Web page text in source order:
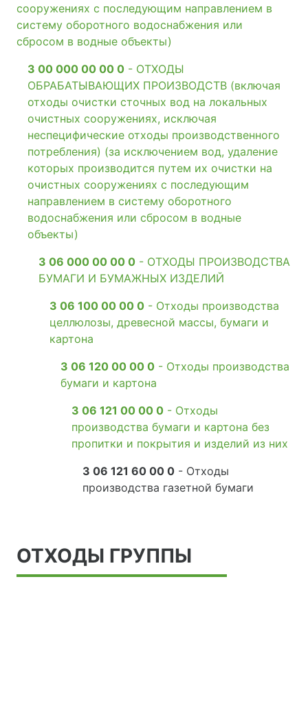
сооружениях с последующим направлением в
систему оборотного водоснабжения или
сбросом в водные объекты)
3 00 000 00 00 0 - ОТХОДЫ
ОБРАБАТЫВАЮЩИХ ПРОИЗВОДСТВ (включая
отходы очистки сточных вод на локальных
очистных сооружениях, исключая
неспецифические отходы производственного
потребления) (за исключением вод, удаление
которых производится путем их очистки на
очистных сооружениях с последующим
направлением в систему оборотного
водоснабжения или сбросом в водные
объекты)
3 06 000 00 00 0 - ОТХОДЫ ПРОИЗВОДСТВА
БУМАГИ И БУМАЖНЫХ ИЗДЕЛИЙ
3 06 100 00 00 0 - Отходы производства
целлюлозы, древесной массы, бумаги и
картона
3 06 120 00 00 0 - Отходы производства
бумаги и картона
3 06 121 00 00 0 - Отходы
производства бумаги и картона без
пропитки и покрытия и изделий из них
3 06 121 60 00 0 - Отходы
производства газетной бумаги
ОТХОДЫ ГРУППЫ